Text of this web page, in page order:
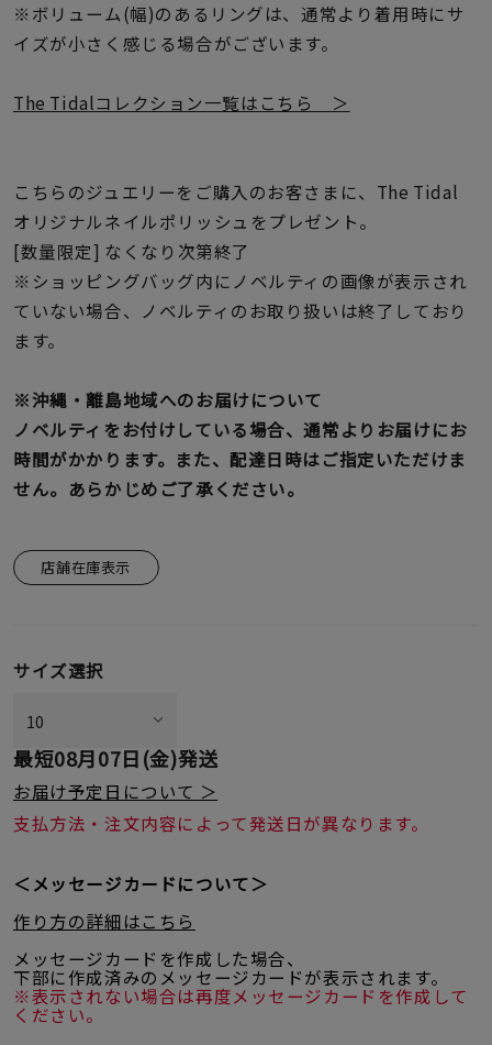
価格 ¥0
※ボリューム(幅)のあるリングは、通常より着用時にサ
イズが小さく感じる場合がございます。
The Tidalコレクション一覧はこちら ＞
こちらのジュエリーをご購入のお客さまに、The Tidal
オリジナルネイルポリッシュをプレゼント。
[数量限定] なくなり次第終了
※ショッピングバッグ内にノベルティの画像が表示され
ていない場合、ノベルティのお取り扱いは終了しており
ます。
※沖縄・離島地域へのお届けについて
ノベルティをお付けしている場合、通常よりお届けにお
時間がかかります。また、配達日時はご指定いただけま
せん。あらかじめご了承ください。
店舗在庫表示
サイズ選択
最短08月07日(金)発送
お届け予定日について ＞
支払方法・注文内容によって発送日が異なります。
＜メッセージカードについて＞
作り方の詳細はこちら
メッセージカードを作成した場合、
下部に作成済みのメッセージカードが表示されます。
※表示されない場合は再度メッセージカードを作成して
ください。